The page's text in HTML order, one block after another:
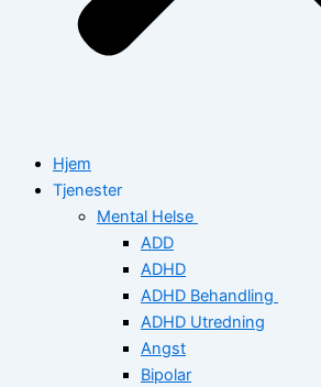
Hjem
Tjenester
Mental Helse
ADD
ADHD
ADHD Behandling
ADHD Utredning
Angst
Bipolar